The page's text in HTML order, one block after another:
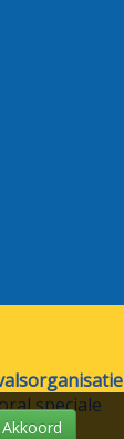
speciale
Akkoord